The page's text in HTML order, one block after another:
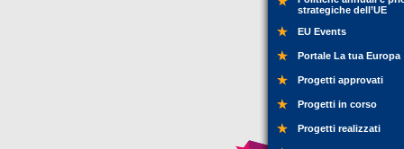
strategiche dell’UE
EU Events
Portale La tua Europa
Progetti approvati
Progetti in corso
Progetti realizzati